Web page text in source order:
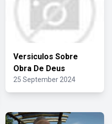
Versiculos Sobre
Obra De Deus
25 September 2024